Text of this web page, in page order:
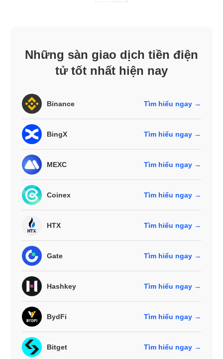
Những sàn giao dịch tiền điện
tử tốt nhất hiện nay
Binance Tìm hiểu ngay →
BingX Tìm hiểu ngay →
MEXC Tìm hiểu ngay →
Coinex Tìm hiểu ngay →
HTX Tìm hiểu ngay →
Gate Tìm hiểu ngay →
Hashkey Tìm hiểu ngay →
BydFi Tìm hiểu ngay →
Bitget Tìm hiểu ngay →